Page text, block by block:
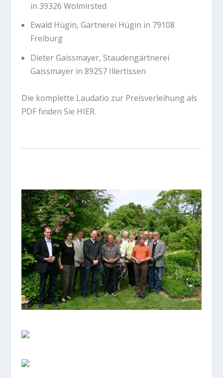
in 39326 Wolmirsted
Ewald Hügin, Gärtnerei Hügin in 79108
Freiburg
Dieter Gaissmayer, Staudengärtnerei
Gaissmayer in 89257 Illertissen
Die komplette Laudatio zur Preisverleihung als
PDF finden Sie HIER.